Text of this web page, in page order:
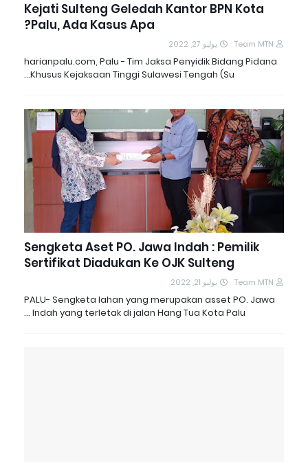
Kejati Sulteng Geledah Kantor BPN Kota
Palu, Ada Kasus Apa?
Team MTN يوليو 27, 2022
harianpalu.com, Palu - Tim Jaksa Penyidik Bidang Pidana
Khusus Kejaksaan Tinggi Sulawesi Tengah (Su…
Sengketa Aset PO. Jawa Indah : Pemilik
Sertifikat Diadukan Ke OJK Sulteng
Team MTN يوليو 21, 2022
PALU- Sengketa lahan yang merupakan asset PO. Jawa
Indah yang terletak di jalan Hang Tua Kota Palu …